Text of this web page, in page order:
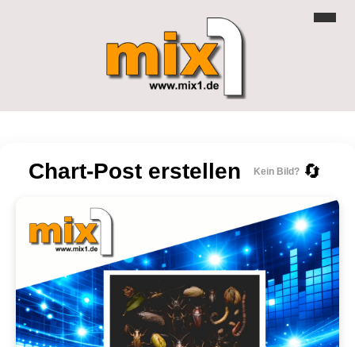
Chart-Post erstellen Kein Bild? 🔄